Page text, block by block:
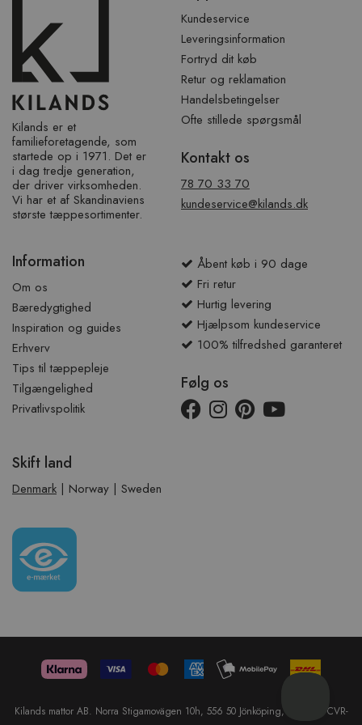
Kilands er et
familieforetagende, som
startede op i 1971. Det er
i dag tredje generation,
der driver virksomheden.
Vi har et af ​​Skandinaviens
største tæppesortimenter.
Kundeservice
Leveringsinformation
Fortryd dit køb
Retur og reklamation
Handelsbetingelser
Ofte stillede spørgsmål
Kontakt os
78 70 33 70
kundeservice@kilands.dk
Information
Om os
Bæredygtighed
Inspiration og guides
Erhverv
Tips til tæppepleje
Tilgængelighed
Privatlivspolitik
Åbent køb i 90 dage
Fri retur
Hurtig levering
Hjælpsom kundeservice
100% tilfredshed garanteret
Følg os
Skift land
Denmark | Norway | Sweden
Kilands mattor AB. Norra Stigamovägen 10h, 556 50 Jönköping, Sweden. CVR-